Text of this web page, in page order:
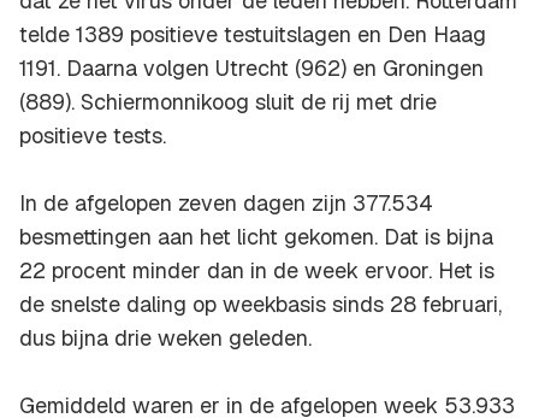
telde 1389 positieve testuitslagen en Den Haag
1191. Daarna volgen Utrecht (962) en Groningen
(889). Schiermonnikoog sluit de rij met drie
positieve tests.
In de afgelopen zeven dagen zijn 377.534
besmettingen aan het licht gekomen. Dat is bijna
22 procent minder dan in de week ervoor. Het is
de snelste daling op weekbasis sinds 28 februari,
dus bijna drie weken geleden.
Gemiddeld waren er in de afgelopen week 53.933